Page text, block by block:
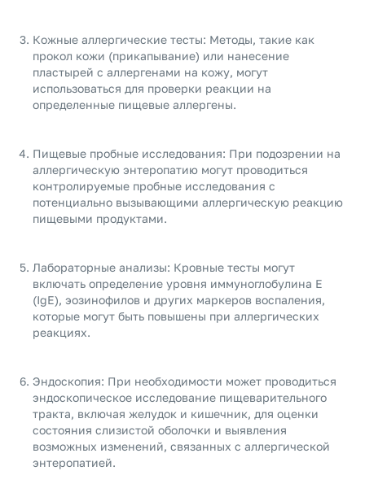
Кожные аллергические тесты: Методы, такие как
прокол кожи (прикапывание) или нанесение
пластырей с аллергенами на кожу, могут
использоваться для проверки реакции на
определенные пищевые аллергены.
Пищевые пробные исследования: При подозрении на
аллергическую энтеропатию могут проводиться
контролируемые пробные исследования с
потенциально вызывающими аллергическую реакцию
пищевыми продуктами.
Лабораторные анализы: Кровные тесты могут
включать определение уровня иммуноглобулина E
(IgE), эозинофилов и других маркеров воспаления,
которые могут быть повышены при аллергических
реакциях.
Эндоскопия: При необходимости может проводиться
эндоскопическое исследование пищеварительного
тракта, включая желудок и кишечник, для оценки
состояния слизистой оболочки и выявления
возможных изменений, связанных с аллергической
энтеропатией.